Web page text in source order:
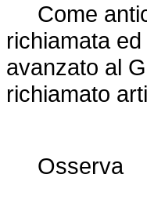
Come
richiamata
avanzato al
richiamato
Osserva